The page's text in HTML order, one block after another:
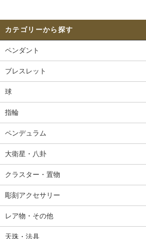
カテゴリーから探す
ペンダント
ブレスレット
球
指輪
ペンデュラム
大衛星・八卦
クラスター・置物
彫刻アクセサリー
レア物・その他
天珠・法具